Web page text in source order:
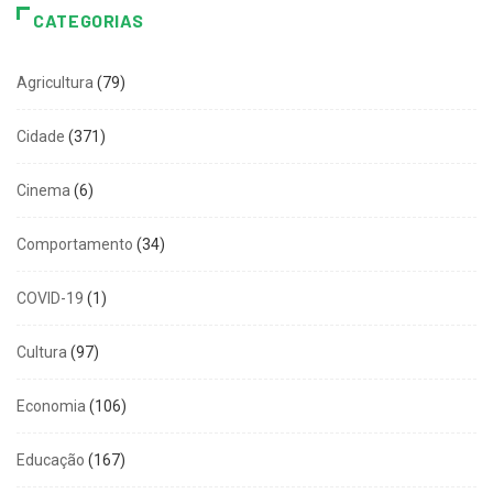
CATEGORIAS
Agricultura(79)
Cidade (371)
Cinema(6)
Comportamento (34)
COVID-19 (1)
Cultura(97)
Economia(106)
Educação (167)